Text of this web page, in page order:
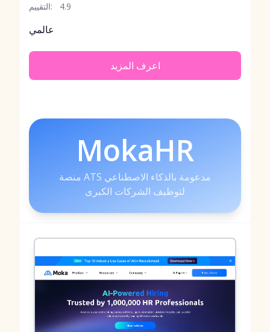
التقييم:
4.9
عالمي
اعرف المزيد
MokaHR
منصة ATS مدعومة بالذكاء الاصطناعي
لتوظيف الشركات الكبرى